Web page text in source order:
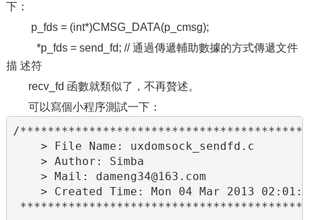
下：
p_fds = (int*)CMSG_DATA(p_cmsg);
*p_fds = send_fd; // 通過傳遞輔助數據的方式傳遞文件
描 述符
recv_fd 函數就類似了，不再贅述。
可以寫個小程序測試一下：
/
    > File Name: uxdomsock_sendfd.c
    > Author: Simba
    > Mail: dameng34@163.com
> Created Time: Mon 04 Mar 2013